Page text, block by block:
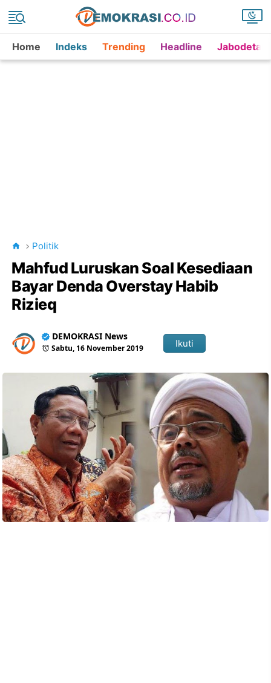
Home Indeks Trending Headline
Politik
Mahfud Luruskan Soal Kesediaan
Bayar Denda Overstay Habib
Rizieq
DEMOKRASI News
Sabtu, 16 November 2019 Ikuti